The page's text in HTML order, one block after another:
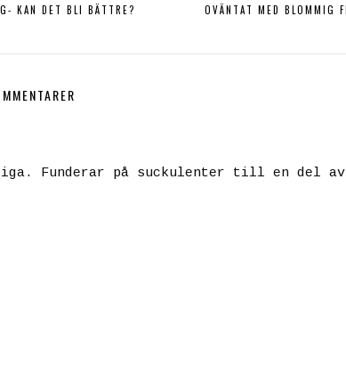
KAN DET BLI BÄTTRE? OVÄNTAT MED BLOMMIG
Funderar på suckulenter till en del av